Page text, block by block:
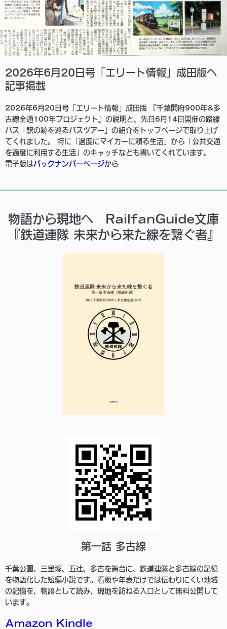
2026年6月20日号「エリート情報」成田版へ
記事掲載
2026年6月20日号「エリート情報」成田版 『千葉開府900年&多
古線全通100年プロジェクト』の説明と、先日6月14日開催の路線
バス「駅の跡を巡るバスツアー」の紹介をトップページで取り上げ
てくれました。 特に「過度にマイカーに頼る生活」から「公共交通
を適度に利用する生活」のキャッチなども書いてくれています。
電子版はバックナンバーページから
物語から現地へ RailfanGuide文庫
『鉄道連隊 未来から来た線を繋ぐ者』
第一話 多古線
千葉公園、三里塚、五辻、多古を舞台に、鉄道連隊と多古線の記憶
を物語化した短編小説です。看板や年表だけでは伝わりにくい地域
の記憶を、物語として読み、現地を訪ねる入口として無料公開して
います。
Amazon Kindle